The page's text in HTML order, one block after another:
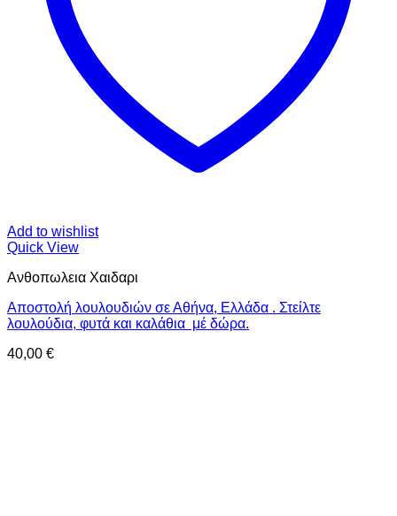
Add to wishlist
Quick View
Ανθοπωλεια Χαιδαρι
Αποστολή λουλουδιών σε Αθήνα, Ελλάδα . Στείλτε
λουλούδια, φυτά και καλάθια μέ δώρα.
40,00 €